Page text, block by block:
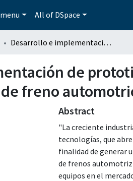
All of DSpace
Desarrollo e implementación de prototipo para la verificación de la integridad mecánica de discos de freno automotrices
de
freno
Abstract
"La creciente
tecnologías, que
finalidad de generar
de frenos automotriz
equipos en el